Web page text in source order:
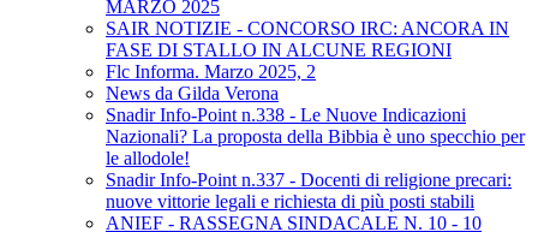
MARZO 2025
SAIR NOTIZIE - CONCORSO IRC: ANCORA IN
FASE DI STALLO IN ALCUNE REGIONI
Flc Informa. Marzo 2025, 2
News da Gilda Verona
Snadir Info-Point n.338 - Le Nuove Indicazioni
Nazionali? La proposta della Bibbia è uno specchio per
le allodole!
Snadir Info-Point n.337 - Docenti di religione precari:
nuove vittorie legali e richiesta di più posti stabili
ANIEF - RASSEGNA SINDACALE N. 10 - 10